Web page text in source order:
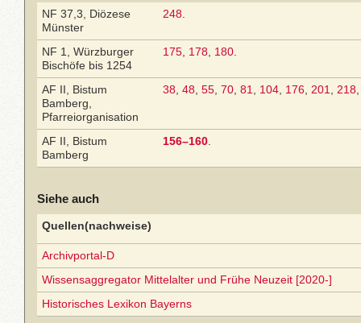
NF 37,3, Diözese
Münster
248
NF 1, Würzburger
Bischöfe bis 1254
175 178 180
AF II, Bistum
Bamberg,
Pfarreiorganisation
38 48 55 70 81 104 176 201 218
AF II, Bistum
Bamberg
156–160
Siehe auch
Quellen(nachweise)
Archivportal-D
Wissensaggregator Mittelalter und Frühe Neuzeit [2020-]
Historisches Lexikon Bayerns